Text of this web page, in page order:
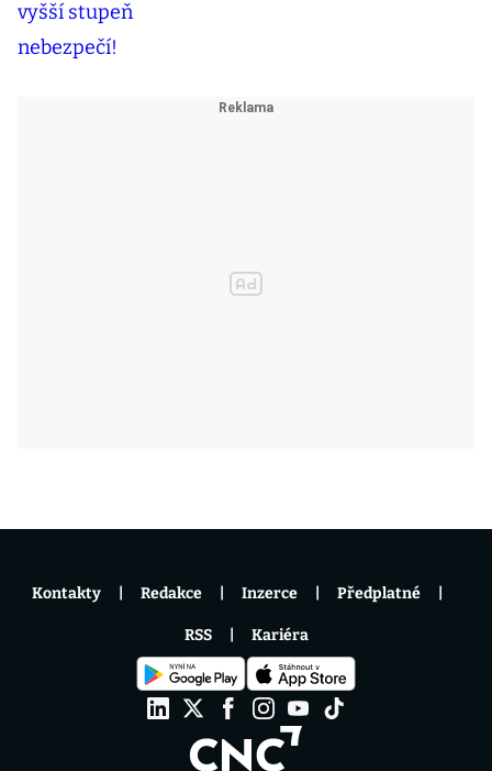
Kontakty Redakce Inzerce Předplatné
RSS Kariéra